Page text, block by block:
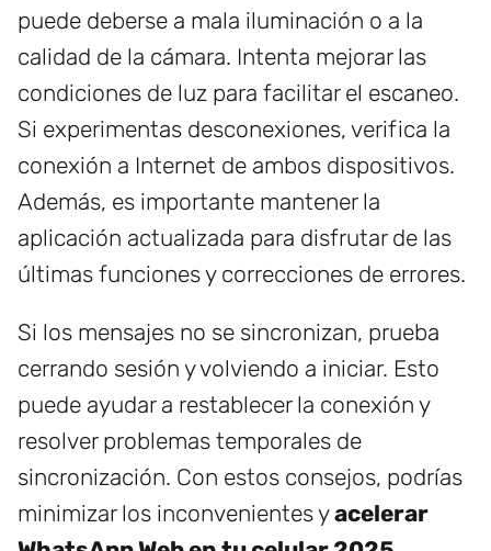
puede deberse a mala iluminación o a la
calidad de la cámara. Intenta mejorar las
condiciones de luz para facilitar el escaneo.
Si experimentas desconexiones, verifica la
conexión a Internet de ambos dispositivos.
Además, es importante mantener la
aplicación actualizada para disfrutar de las
últimas funciones y correcciones de errores.
Si los mensajes no se sincronizan, prueba
cerrando sesión y volviendo a iniciar. Esto
puede ayudar a restablecer la conexión y
resolver problemas temporales de
sincronización. Con estos consejos, podrías
minimizar los inconvenientes yacelerar